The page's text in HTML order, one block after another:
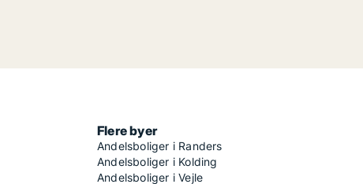
Flere byer
Andelsboliger i Randers
Andelsboliger i Kolding
Andelsboliger i Vejle